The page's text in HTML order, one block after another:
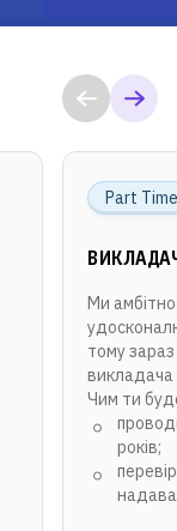
Part Time
Ми
тому
викладача
Чим ти
років;